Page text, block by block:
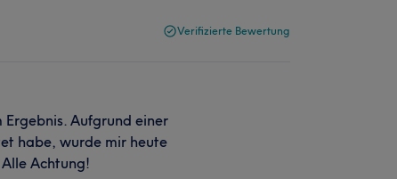
Verifizierte Bewertung
Aufgrund einer
habe, wurde mir heute
Achtung!